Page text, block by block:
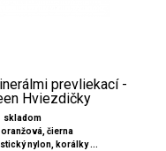
prevliekací -
Hviezdičky
skladom
oranžová, čierna
nylon, korálky ...